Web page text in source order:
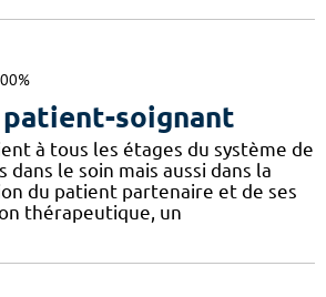
soignant
à tous les étages du système de
le soin mais aussi dans la
du patient partenaire et de ses
thérapeutique, un